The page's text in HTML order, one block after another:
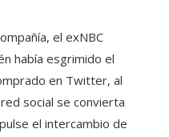
el exNBC
había esgrimido el
en Twitter, al
social se convierta
el intercambio de